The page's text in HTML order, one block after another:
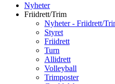
Nyheter
Friidrett/Trim
Nyheter - Friidrett/
Styret
Friidrett
Turn
Allidrett
Volleyball
Trimposter